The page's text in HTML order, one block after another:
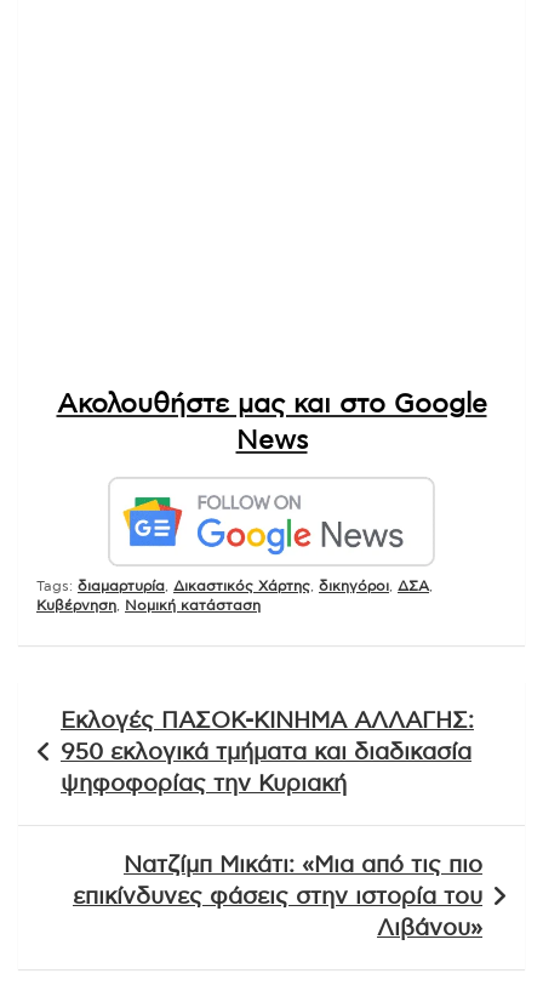
Ακολουθήστε μας και στο Google
News
Tags: διαμαρτυρία Δικαστικός Χάρτης δικηγόροι ΔΣΑ
Κυβέρνηση
Νομική κατάσταση
άρθρων
Εκλογές ΠΑΣΟΚ-ΚΙΝΗΜΑ ΑΛΛΑΓΗΣ:
950 εκλογικά τμήματα και διαδικασία
ψηφοφορίας την Κυριακή
Νατζίμπ Μικάτι: «Μια από τις πιο
επικίνδυνες φάσεις στην ιστορία του
Λιβάνου»